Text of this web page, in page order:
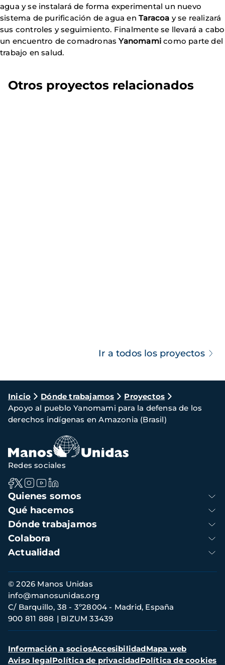
agua y se instalará de forma experimental un nuevo
sistema de purificación de agua en Taracoa y se realizará
sus controles y seguimiento. Finalmente se llevará a cabo
un encuentro de comadronasYanomami como parte del
trabajo en salud.
Otros proyectos relacionados
Ir a todos los proyectos
Ruta
de
navegación
Inicio Dónde trabajamos
Proyectos
Apoyo al pueblo Yanomami para la defensa de los
derechos indígenas en Amazonia (Brasil)
Navegación
principal
Quienes somos
Qué hacemos
Dónde trabajamos
Colabora
Actualidad
Redes sociales
Información
de
contacto
© 2026 Manos Unidas
C/ Barquillo, 38 - 3º28004 - Madrid, España
900 811 888
BIZUM 33439
info@manosunidas.org
Menú
secundario
Información a sociosAccesibilidadMapa web
Aviso legalPolítica de privacidadPolítica de cookies